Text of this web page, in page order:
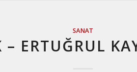
SANAT
– ERTUĞRUL